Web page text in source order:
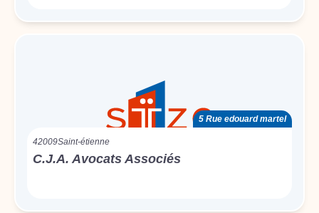
5 Rue edouard martel
42009Saint-étienne
C.J.A. Avocats Associés